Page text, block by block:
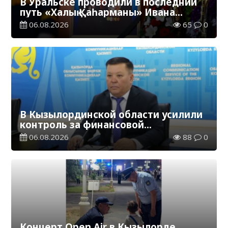
путь «Халық Қаһарманы» Ивана
Степановича Гапича
06.08.2026 65 0
В Кызылординской области усилили
контроль за финансовой
дисциплиной
06.08.2026 88 0